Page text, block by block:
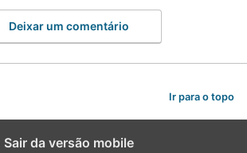
Deixar um comentário
Ir para o topo
Sair da versão mobile